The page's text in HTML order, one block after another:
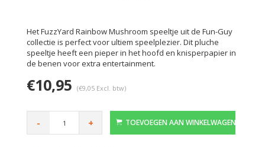
Het FuzzYard Rainbow Mushroom speeltje uit de Fun-Guy
collectie is perfect voor ultiem speelplezier. Dit pluche
speeltje heeft een pieper in het hoofd en knisperpapier in
de benen voor extra entertainment.
€10,95 (€9,05 Excl. btw)
- + TOEVOEGEN AAN WINKELWAGEN